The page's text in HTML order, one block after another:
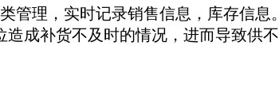
理，实时记录销售信息，库存信息
成补货不及时的情况，进而导致供